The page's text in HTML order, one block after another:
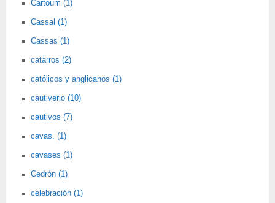
Cartoum (1)
Cassal (1)
Cassas (1)
catarros (2)
católicos y anglicanos (1)
cautiverio (10)
cautivos (7)
cavas. (1)
cavases (1)
Cedrón (1)
celebración (1)